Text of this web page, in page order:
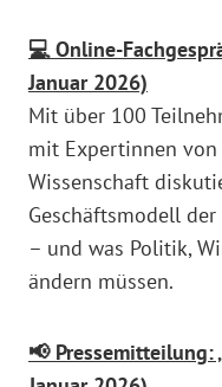
💻 Online-
Januar 2026)
Mit über 100
mit Expertinnen von
Wissenschaft
Geschäftsmodell
– und was Politik,
ändern müssen.
📢 Pressemitteilung: